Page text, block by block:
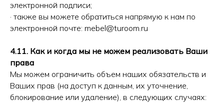
электронной подписи;
· также вы можете обратиться напрямую к нам по
электронной почте: mebel@turoom.ru
4.11. Как и когда мы не можем реализовать Ваши
права
Мы можем ограничить объем наших обязательств и
Ваших прав (на доступ к данным, их уточнение,
блокирование или удаление), в следующих случаях: